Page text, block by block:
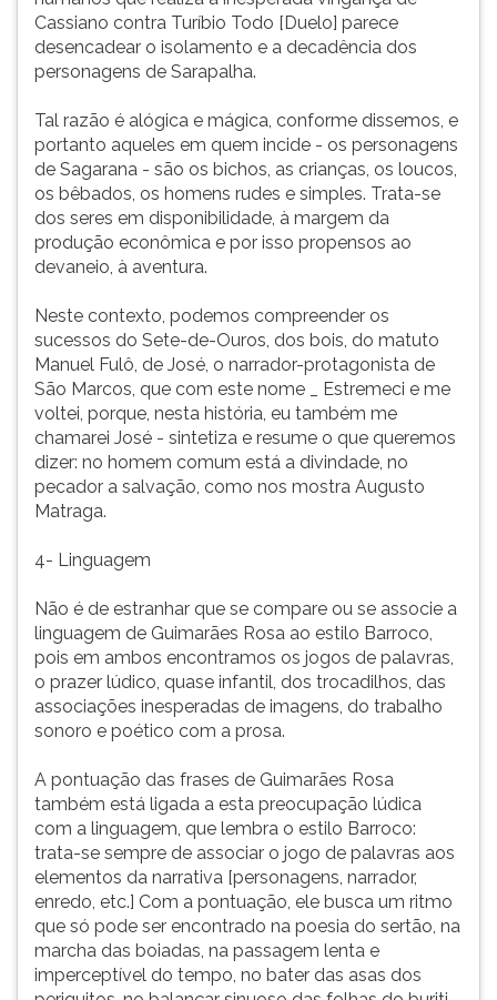
Cassiano contra Turíbio Todo [Duelo] parece
desencadear o isolamento e a decadência dos
personagens de Sarapalha.
Tal razão é alógica e mágica, conforme dissemos, e
portanto aqueles em quem incide - os personagens
de Sagarana - são os bichos, as crianças, os loucos,
os bêbados, os homens rudes e simples. Trata-se
dos seres em disponibilidade, à margem da
produção econômica e por isso propensos ao
devaneio, à aventura.
Neste contexto, podemos compreender os
sucessos do Sete-de-Ouros, dos bois, do matuto
Manuel Fulô, de José, o narrador-protagonista de
São Marcos, que com este nome _ Estremeci e me
voltei, porque, nesta história, eu também me
chamarei José - sintetiza e resume o que queremos
dizer: no homem comum está a divindade, no
pecador a salvação, como nos mostra Augusto
Matraga.
4- Linguagem
Não é de estranhar que se compare ou se associe a
linguagem de Guimarães Rosa ao estilo Barroco,
pois em ambos encontramos os jogos de palavras,
o prazer lúdico, quase infantil, dos trocadilhos, das
associações inesperadas de imagens, do trabalho
sonoro e poético com a prosa.
A pontuação das frases de Guimarães Rosa
também está ligada a esta preocupação lúdica
com a linguagem, que lembra o estilo Barroco:
trata-se sempre de associar o jogo de palavras aos
elementos da narrativa [personagens, narrador,
enredo, etc.] Com a pontuação, ele busca um ritmo
que só pode ser encontrado na poesia do sertão, na
marcha das boiadas, na passagem lenta e
imperceptível do tempo, no bater das asas dos